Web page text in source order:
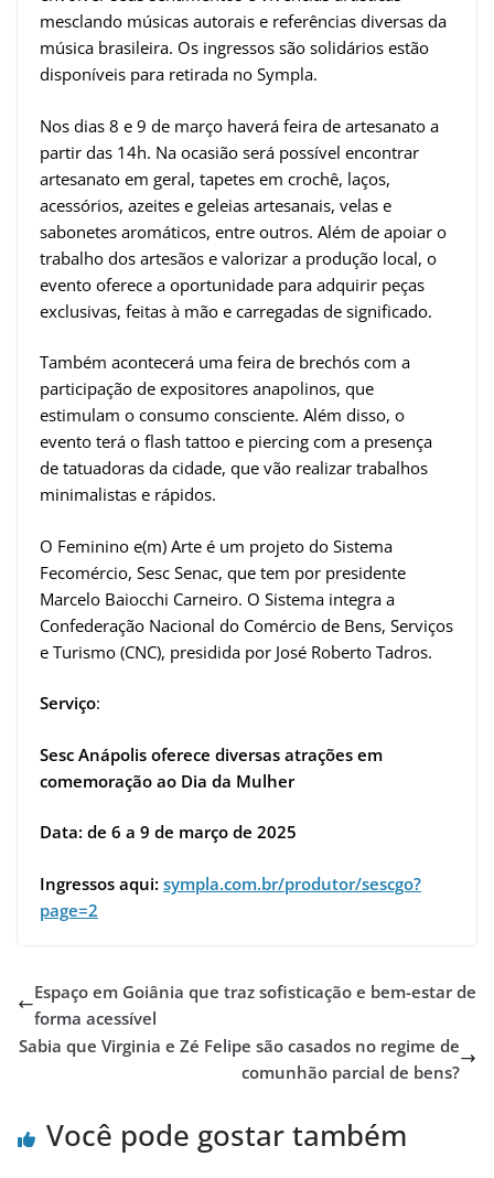
mesclando músicas autorais e referências diversas da
música brasileira. Os ingressos são solidários estão
disponíveis para retirada no Sympla.
Nos dias 8 e 9 de março haverá feira de artesanato a
partir das 14h. Na ocasião será possível encontrar
artesanato em geral, tapetes em crochê, laços,
acessórios, azeites e geleias artesanais, velas e
sabonetes aromáticos, entre outros. Além de apoiar o
trabalho dos artesãos e valorizar a produção local, o
evento oferece a oportunidade para adquirir peças
exclusivas, feitas à mão e carregadas de significado.
Também acontecerá uma feira de brechós com a
participação de expositores anapolinos, que
estimulam o consumo consciente. Além disso, o
evento terá o flash tattoo e piercing com a presença
de tatuadoras da cidade, que vão realizar trabalhos
minimalistas e rápidos.
O Feminino e(m) Arte é um projeto do Sistema
Fecomércio, Sesc Senac, que tem por presidente
Marcelo Baiocchi Carneiro. O Sistema integra a
Confederação Nacional do Comércio de Bens, Serviços
e Turismo (CNC), presidida por José Roberto Tadros.
Serviço:
Sesc Anápolis oferece diversas atrações em
comemoração ao Dia da Mulher
Data: de 6 a 9 de março de 2025
Ingressos aqui: sympla.com.br/produtor/sescgo?
page=2
Espaço em Goiânia que traz sofisticação e bem-estar de
forma acessível
Sabia que Virginia e Zé Felipe são casados no regime de
comunhão parcial de bens?
Você pode gostar também